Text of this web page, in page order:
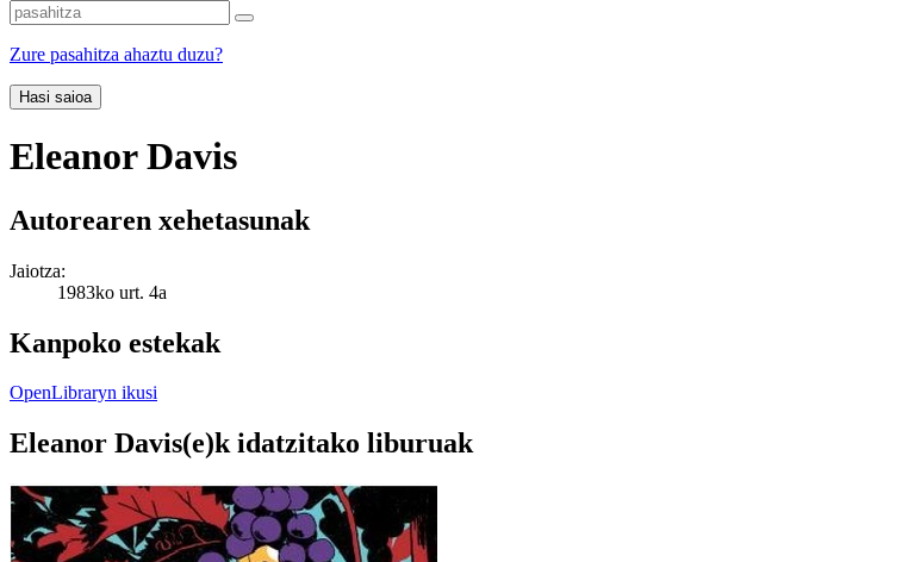
Zure pasahitza ahaztu duzu?
Hasi saioa
Eleanor Davis
Autorearen xehetasunak
Jaiotza:
1983ko urt. 4a
Kanpoko estekak
OpenLibraryn ikusi
Eleanor Davis(e)k idatzitako liburuak